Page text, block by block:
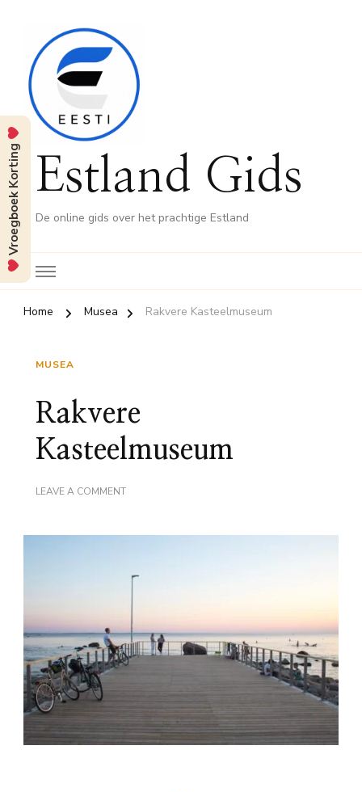
Estland Gids
De online gids over het prachtige Estland
Home Musea Rakvere Kasteelmuseum
MUSEA
Rakvere
Kasteelmuseum
LEAVE A COMMENTON
Vroegboek Korting